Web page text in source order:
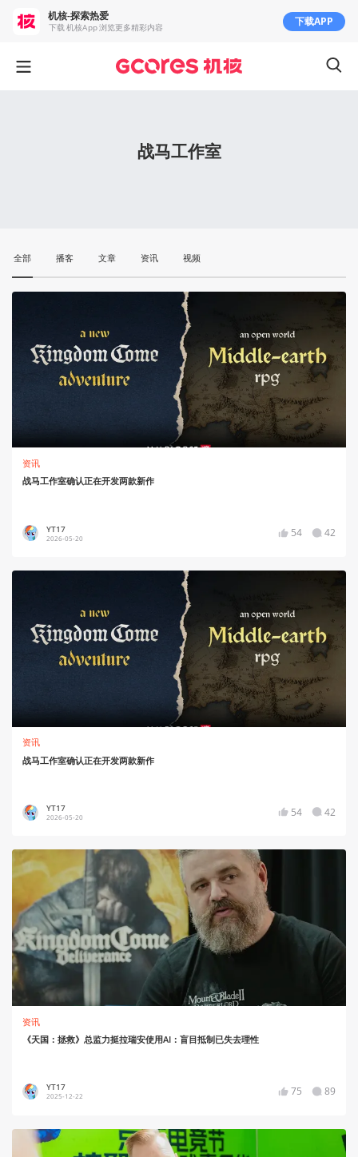
战马工作室
全部 播客 文章 资讯 视频
资讯
战马工作室确认正在开发两款新作
YT17
2026-05-20 54 42
资讯
战马工作室确认正在开发两款新作
YT17
2026-05-20 54 42
资讯
《天国：拯救》总监力挺拉瑞安使用AI：盲目抵制已失去理性
YT17
2025-12-22 75 89
机核-探索热爱
下载 机核App 浏览更多精彩内容 下载APP